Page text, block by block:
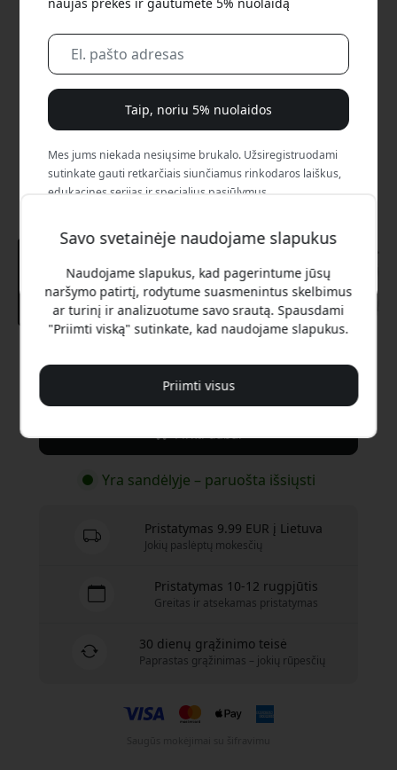
22.99 EUR
Yra sandėlyje – paruošta išsiųsti
Pristatymas 9.99 EUR į Lietuva
Jokių paslėptų mokesčių
Pristatymas 10-12 rugpjūtis
Greitas ir atsekamas pristatymas
30 dienų grąžinimo teisė
Paprastas grąžinimas – jokių rūpesčių
Savo svetainėje naudojame slapukus
Naudojame slapukus, kad pagerintume jūsų
naršymo patirtį, rodytume suasmenintus skelbimus
ar turinį ir analizuotume savo srautą. Spausdami
"Priimti viską" sutinkate, kad naudojame slapukus.
Priimti visus
Taip, noriu 5% nuolaidos
Mes jums niekada nesiųsime brukalo. Užsiregistruodami
sutinkate gauti retkarčiais siunčiamus rinkodaros laiškus,
edukacines serijas ir specialius pasiūlymus.
Ne, aš verčiau mokėčiau visą kainą.